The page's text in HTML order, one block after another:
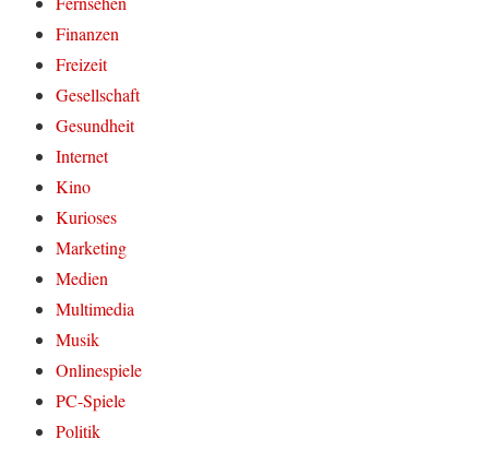
Finanzen
Freizeit
Gesellschaft
Gesundheit
Internet
Kino
Kurioses
Marketing
Medien
Multimedia
Musik
Onlinespiele
PC-Spiele
Politik